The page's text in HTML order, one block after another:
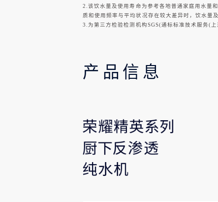
2.该饮水量及使用寿命为参考各地普通家庭用水量
质和使用频率与平均状况存在较大差异时，饮水量
3.为第三方检验检测机构SGS(通标标准技术服务(
产品信息